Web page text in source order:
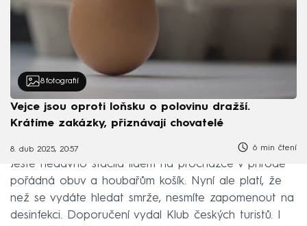
8 fotografií
Vejce jsou oproti loňsku o polovinu dražší.
Krátíme zakázky, přiznávají chovatelé
8. dub 2025, 20:57 6 min čtení
Ještě nedávno stačila lidem na procházce v přírodě
pořádná obuv a houbařům košík. Nyní ale platí, že
než se vydáte hledat smrže, nesmíte zapomenout na
desinfekci. Doporučení vydal Klub českých turistů. I